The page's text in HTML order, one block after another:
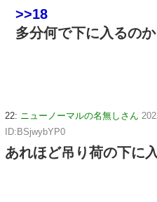
>>18
多分何で下に入るのか
22: ニューノーマルの名無しさん
ID:BSjwybYP0
あれほど吊り荷の下に